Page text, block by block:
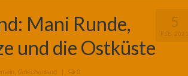
5
FEB. 2021
Mani Runde,
und die Ostküste
Griechenland | 0